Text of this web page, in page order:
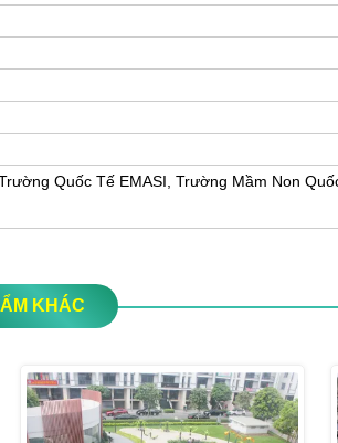
Quốc Tế EMASI, Trường Mầm Non
KHÁC